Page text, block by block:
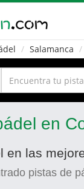
Salamanca
en
en las
pistas de